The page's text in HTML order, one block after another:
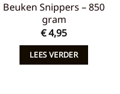
Beuken Snippers – 850
gram
€4,95
LEES VERDER